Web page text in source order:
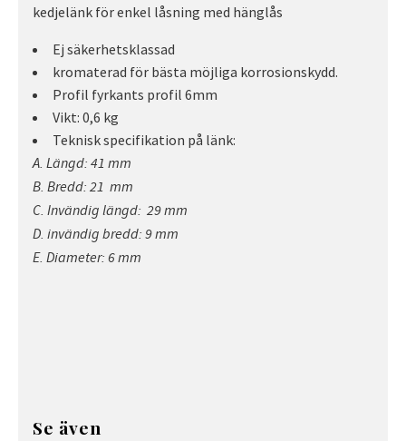
kedjelänk för enkel låsning med hänglås
Ej säkerhetsklassad
kromaterad för bästa möjliga korrosionskydd.
Profil fyrkants profil 6mm
Vikt: 0,6 kg
Teknisk specifikation på länk:
A. Längd: 41 mm
B. Bredd: 21 mm
C. Invändig längd: 29 mm
D. invändig bredd: 9 mm
E. Diameter: 6 mm
Se även